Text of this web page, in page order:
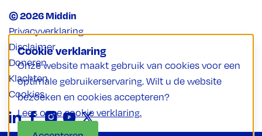
Cookie verklaring
Onze website maakt gebruik van cookies voor een
optimale gebruikerservaring. Wilt u de website
bezoeken en cookies accepteren?
Lees onze cookie verklaring.
© 2026 Middin
Privacyverklaring
Disclaimer
Doneren
Klachten
Cookies